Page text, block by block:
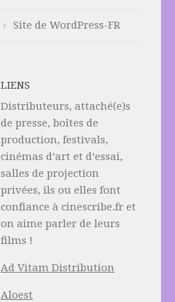
Site de WordPress-FR
LIENS
Distributeurs, attaché(e)s
de presse, boîtes de
production, festivals,
cinémas d’art et d’essai,
salles de projection
privées, ils ou elles font
confiance à cinescribe.fr et
on aime parler de leurs
films !
Ad Vitam Distribution
Aloest